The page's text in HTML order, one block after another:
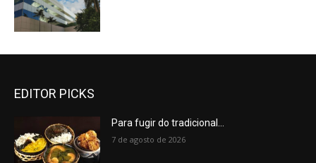
EDITOR PICKS
Para fugir do tradicional...
7 de agosto de 2026